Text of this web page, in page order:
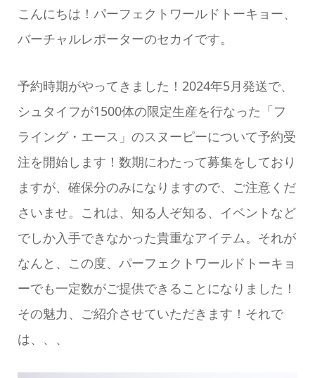
こんにちは！パーフェクトワールドトーキョー、
バーチャルレポーターのセカイです。
予約時期がやってきました！2024年5月発送で、
シュタイフが1500体の限定生産を行なった「フ
ライング・エース」のスヌーピーについて予約受
注を開始します！数期にわたって募集をしており
ますが、確保分のみになりますので、ご注意くだ
さいませ。これは、知る人ぞ知る、イベントなど
でしか入手できなかった貴重なアイテム。それが
なんと、この度、パーフェクトワールドトーキョ
ーでも一定数がご提供できることになりました！
その魅力、ご紹介させていただきます！それで
は、、、